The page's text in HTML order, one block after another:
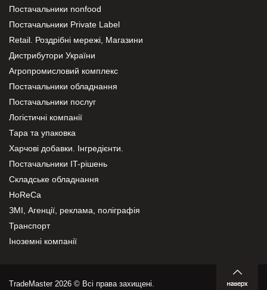
Постачальники nonfood
Постачальники Private Label
Retail. Роздрібні мережі, Магазини
Дистрибутори України
Агропромисловий комплекс
Постачальники обладнання
Постачальники послуг
Логістичні компанії
Тара та упаковка
Харчові добавки. Інгредієнти.
Постачальники IT-рішень
Складське обладнання
HoReCa
ЗМІ, Агенції, реклама, поліграфія
Транспорт
Іноземні компанії
TradeMaster 2026 © Всі права захищені.